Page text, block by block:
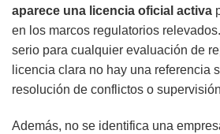
aparece una licencia oficial activa
en los marcos regulatorios
serio para cualquier evaluación de
licencia clara no hay una referencia
resolución de conflictos o
Además, no se identifica una